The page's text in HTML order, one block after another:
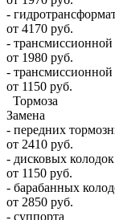
-
от 4170 руб.
-
от 1980 руб.
- трансмиссионной
от 1150 руб.
Тормоза
Замена
- передних
от 2410 руб.
- дисковых колодок
от 1150 руб.
- барабанных
от 2850 руб.
- суппорта